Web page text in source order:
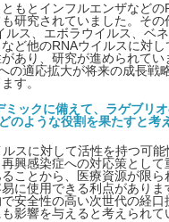
もとインフルエンザなどの
研究されていました。その
ルス、エボラウイルス、ベ
ど他のRNAウイルスに対し
あり、研究が進められてい
の適応拡大が将来の成長戦
す。
ックに備えて、ラゲブリオ
のような役割を果たすと考
スに対して活性を持つ可能
興感染症への対応策として
ことから、医療資源が限ら
に使用できる利点がありま
安全性の高い次世代の経口
影響を与えると考えられて